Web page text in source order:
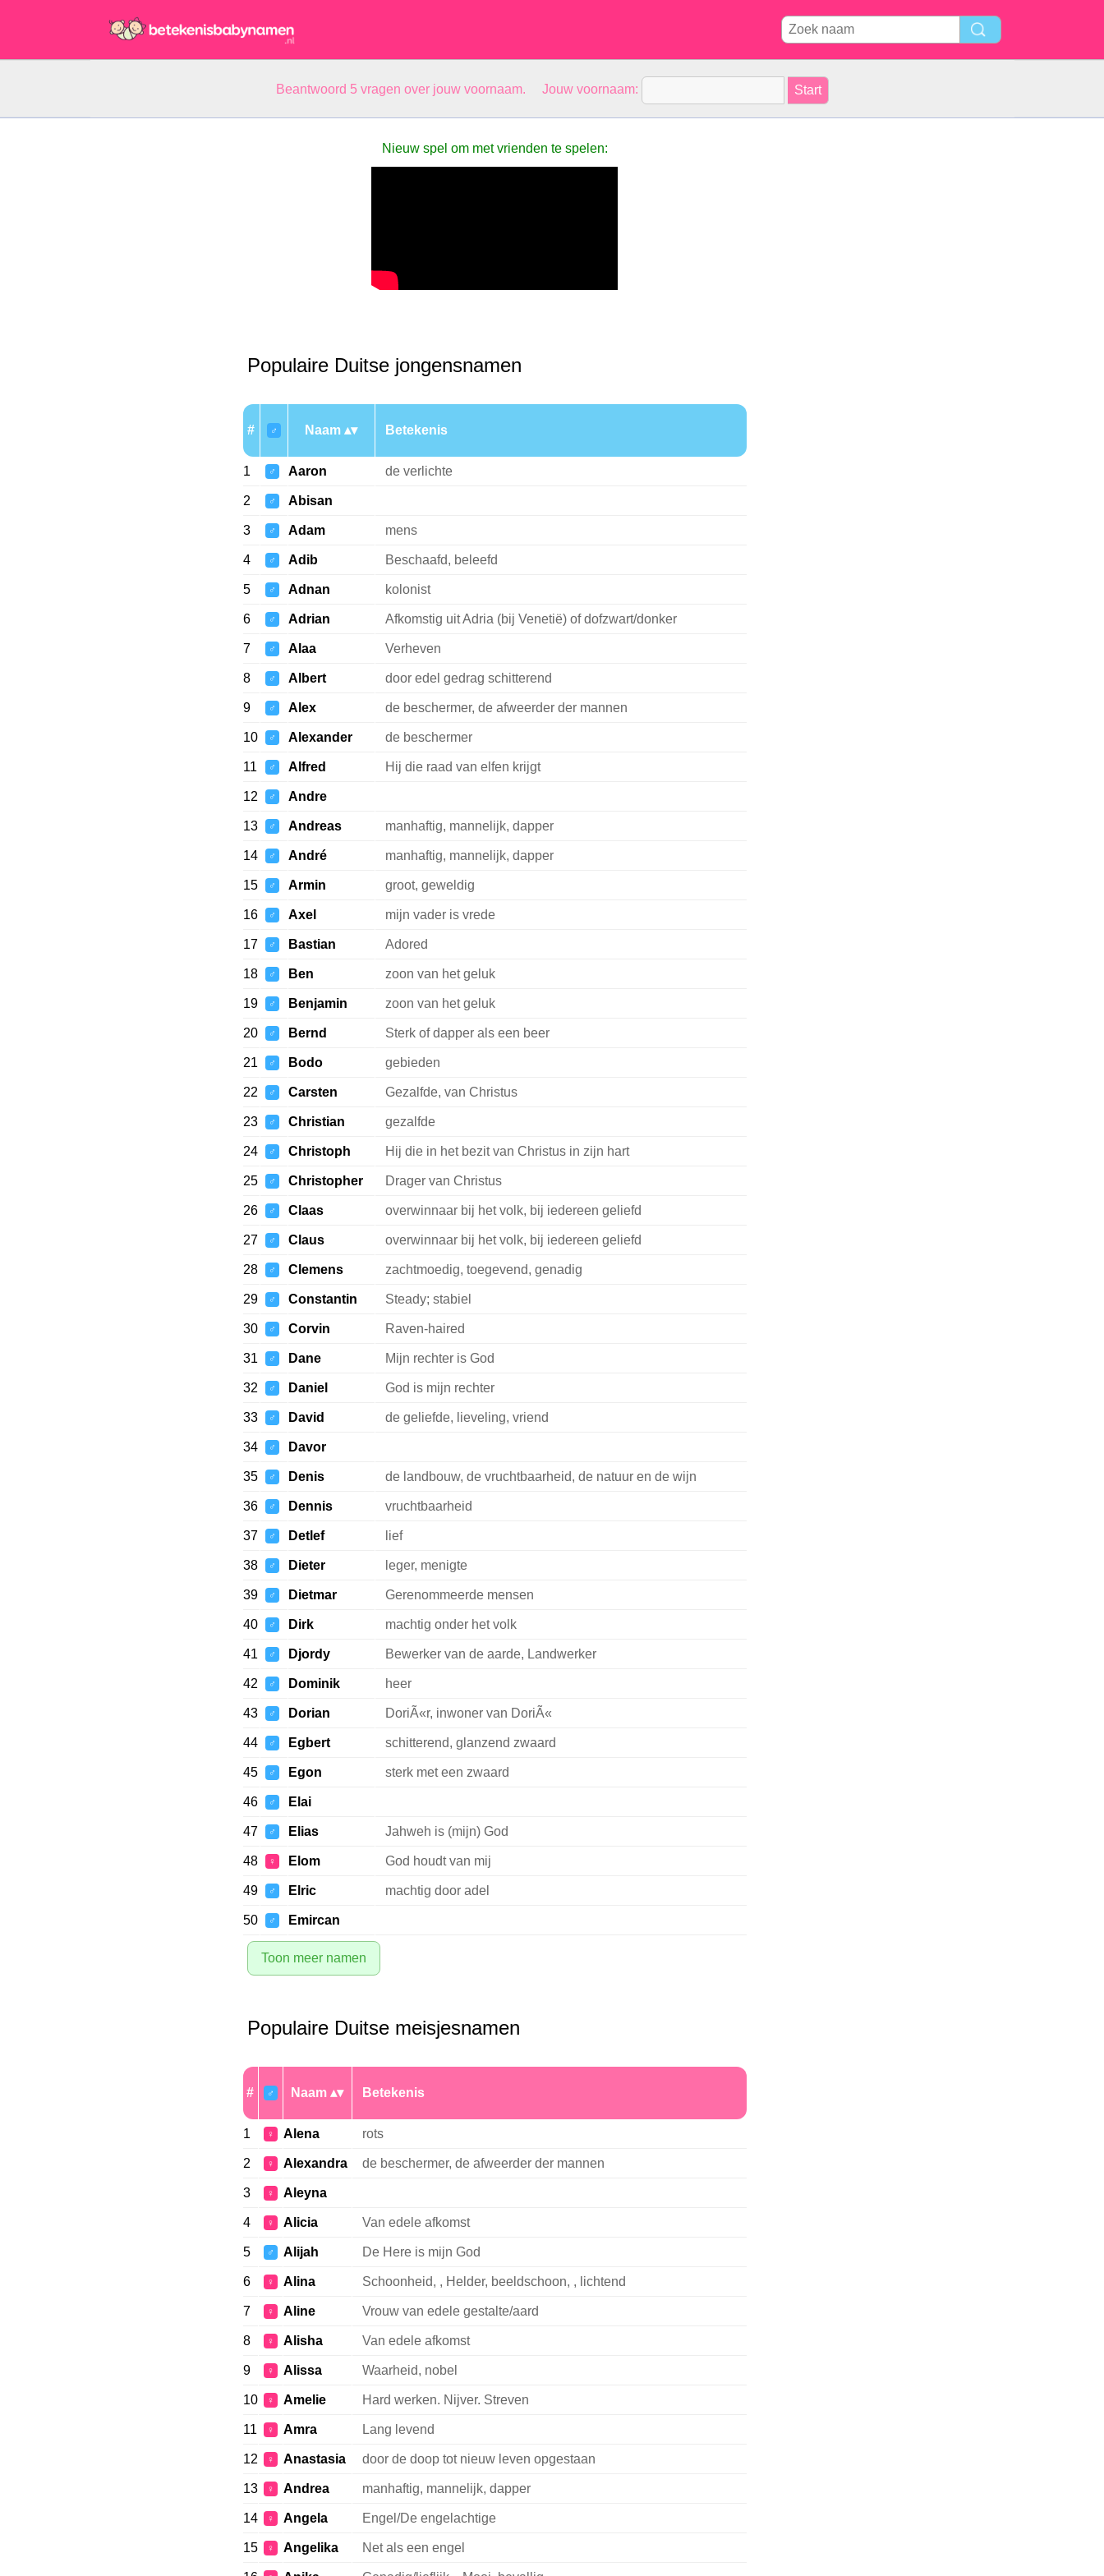
Beantwoord 5 vragen over jouw voornaam. Jouw voornaam:
Nieuw spel om met vrienden te spelen:
Populaire Duitse jongensnamen
# ♂ Naam Betekenis
1 ♂ Aaron de verlichte
2 ♂ Abisan
3 ♂ Adam mens
4 ♂ Adib Beschaafd, beleefd
5 ♂ Adnan kolonist
6 ♂ Adrian Afkomstig uit Adria (bij Venetië) of dofzwart/donker
7 ♂ Alaa Verheven
8 ♂ Albert door edel gedrag schitterend
9 ♂ Alex de beschermer, de afweerder der mannen
10 ♂ Alexander de beschermer
11 ♂ Alfred Hij die raad van elfen krijgt
12 ♂ Andre
13 ♂ Andreas manhaftig, mannelijk, dapper
14 ♂ André manhaftig, mannelijk, dapper
15 ♂ Armin groot, geweldig
16 ♂ Axel mijn vader is vrede
17 ♂ Bastian Adored
18 ♂ Ben zoon van het geluk
19 ♂ Benjamin zoon van het geluk
20 ♂ Bernd Sterk of dapper als een beer
21 ♂ Bodo gebieden
22 ♂ Carsten Gezalfde, van Christus
23 ♂ Christian gezalfde
24 ♂ Christoph Hij die in het bezit van Christus in zijn hart
25 ♂ Christopher Drager van Christus
26 ♂ Claas overwinnaar bij het volk, bij iedereen geliefd
27 ♂ Claus overwinnaar bij het volk, bij iedereen geliefd
28 ♂ Clemens zachtmoedig, toegevend, genadig
29 ♂ Constantin Steady; stabiel
30 ♂ Corvin Raven-haired
31 ♂ Dane Mijn rechter is God
32 ♂ Daniel God is mijn rechter
33 ♂ David de geliefde, lieveling, vriend
34 ♂ Davor
35 ♂ Denis de landbouw, de vruchtbaarheid, de natuur en de wijn
36 ♂ Dennis vruchtbaarheid
37 ♂ Detlef lief
38 ♂ Dieter leger, menigte
39 ♂ Dietmar Gerenommeerde mensen
40 ♂ Dirk machtig onder het volk
41 ♂ Djordy Bewerker van de aarde, Landwerker
42 ♂ Dominik heer
43 ♂ Dorian DoriÃ«r, inwoner van DoriÃ«
44 ♂ Egbert schitterend, glanzend zwaard
45 ♂ Egon sterk met een zwaard
46 ♂ Elai
47 ♂ Elias Jahweh is (mijn) God
48 ♀ Elom God houdt van mij
49 ♂ Elric machtig door adel
50 ♂ Emircan
Toon meer namen
Populaire Duitse meisjesnamen
# ♂ Naam Betekenis
1 ♀ Alena rots
2 ♀ Alexandra de beschermer, de afweerder der mannen
3 ♀ Aleyna
4 ♀ Alicia Van edele afkomst
5 ♂ Alijah De Here is mijn God
6 ♀ Alina Schoonheid, , Helder, beeldschoon, , lichtend
7 ♀ Aline Vrouw van edele gestalte/aard
8 ♀ Alisha Van edele afkomst
9 ♀ Alissa Waarheid, nobel
10 ♀ Amelie Hard werken. Nijver. Streven
11 ♀ Amra Lang levend
12 ♀ Anastasia door de doop tot nieuw leven opgestaan
13 ♀ Andrea manhaftig, mannelijk, dapper
14 ♀ Angela Engel/De engelachtige
15 ♀ Angelika Net als een engel